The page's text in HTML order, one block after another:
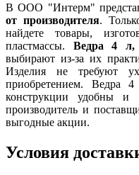
В ООО "Интерм"
от производителя.
найдете товары,
пластмассы. Ведра 4
выбирают из-за их
Изделия не требуют
приобретением. Ведра
конструкции удобны и
производитель и
выгодные акции.
Условия